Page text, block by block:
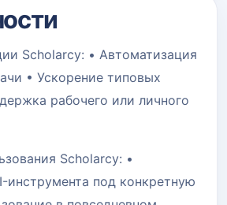
Scholarcy: • Автоматизация
• Ускорение типовых
рабочего или личного
Scholarcy: •
инструмента под конкретную